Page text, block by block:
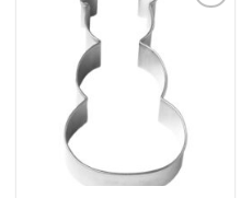
Wunschzettel
hinzufügen